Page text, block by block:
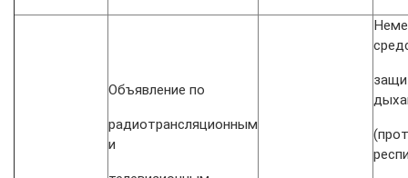
Объявление по
радиотрансляционным
и